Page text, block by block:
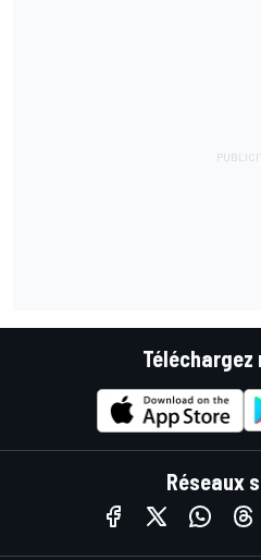
Téléchargez
Réseaux